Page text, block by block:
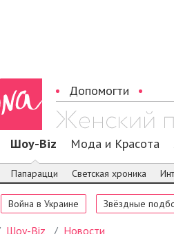
Допомогти
Шоу-Biz Мода и Красота
Папарацци Светская хроника
Война в Украине Звёздные
Шоу-Biz Новости